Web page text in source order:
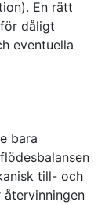
En rätt
dåligt
eventuella
bara
till- och